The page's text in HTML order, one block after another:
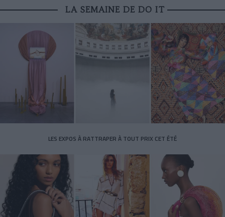
LA SEMAINE DE DO IT
LES EXPOS À RATTRAPER À TOUT PRIX CET ÉTÉ